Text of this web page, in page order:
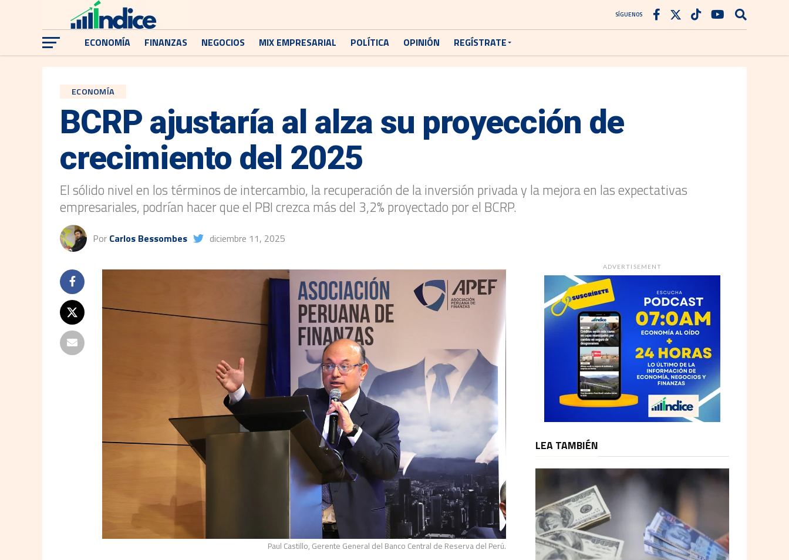
SÍGUENOS
ECONOMÍA FINANZAS NEGOCIOS MIX EMPRESARIAL POLÍTICA OPINIÓN REGÍSTRATE
ECONOMÍA
BCRP ajustaría al alza su proyección de
crecimiento del 2025
El sólido nivel en los términos de intercambio, la recuperación de la inversión privada y la mejora en las expectativas
empresariales, podrían hacer que el PBI crezca más del 3,2% proyectado por el BCRP.
Por Carlos Bessombes diciembre 11, 2025
Paul Castillo, Gerente General del Banco Central de Reserva del Perú.
ADVERTISEMENT
LEA TAMBIÉN